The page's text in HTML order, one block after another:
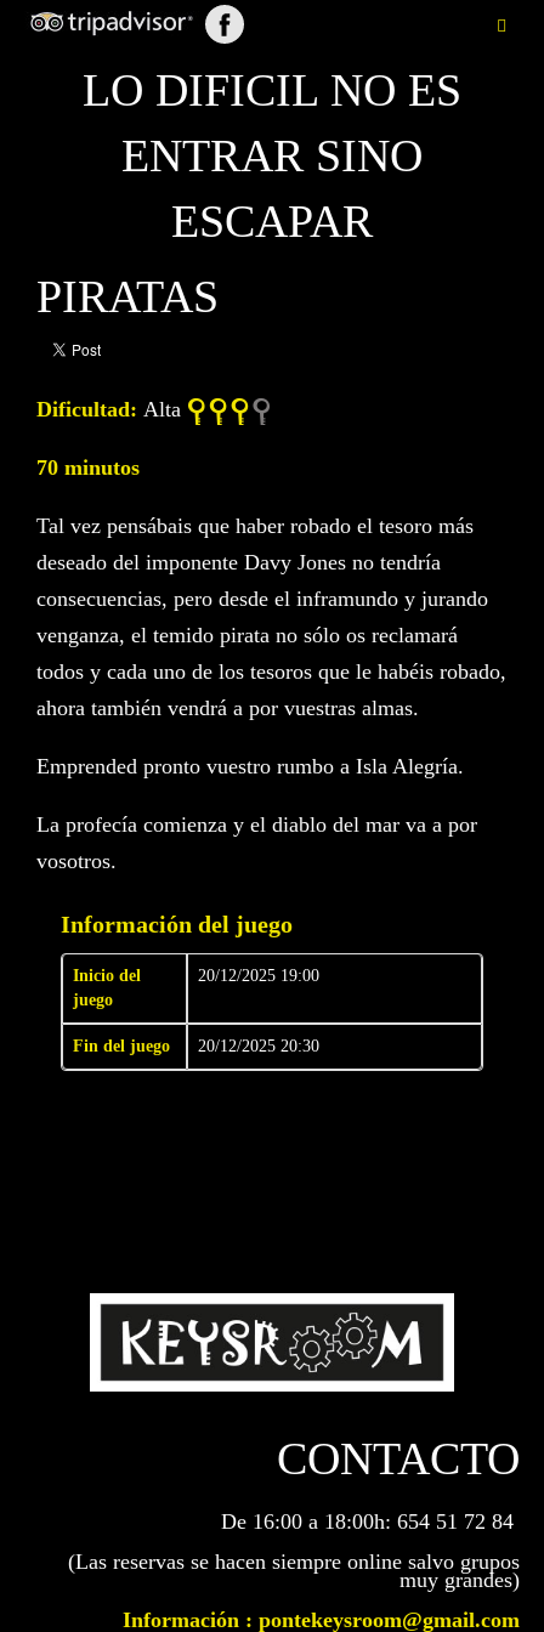
LO DIFICIL NO ES
ENTRAR SINO
ESCAPAR
PIRATAS
Dificultad: Alta
70 minutos
Tal vez pensábais que haber robado el tesoro más
deseado del imponente Davy Jones no tendría
consecuencias, pero desde el inframundo y jurando
venganza, el temido pirata no sólo os reclamará
todos y cada uno de los tesoros que le habéis robado,
ahora también vendrá a por vuestras almas.
Emprended pronto vuestro rumbo a Isla Alegría.
La profecía comienza y el diablo del mar va a por
vosotros.
Información del juego
Inicio del
juego
20/12/2025 19:00
Fin del juego 20/12/2025 20:30
CONTACTO
De 16:00 a 18:00h: 654 51 72 84
(Las reservas se hacen siempre online salvo grupos
muy grandes)
Información : pontekeysroom@gmail.com